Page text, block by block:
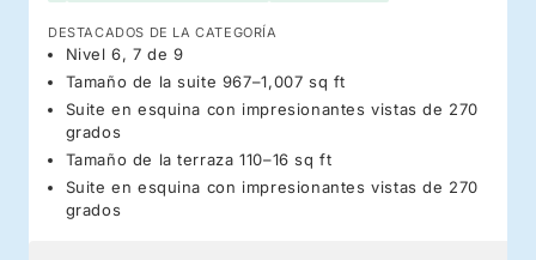
DESTACADOS DE LA CATEGORÍA
Nivel 6, 7 de 9
Tamaño de la suite 967–1,007 sq ft
Suite en esquina con impresionantes vistas de 270
grados
Tamaño de la terraza 110–16 sq ft
Suite en esquina con impresionantes vistas de 270
grados